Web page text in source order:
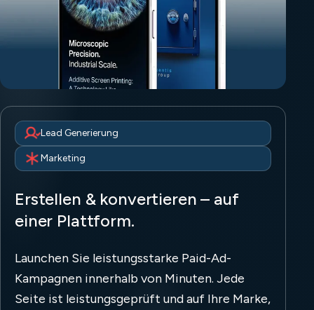
Lead Generierung
Marketing
Erstellen & konvertieren – auf
einer Plattform.
Launchen Sie leistungsstarke Paid-Ad-
Kampagnen innerhalb von Minuten. Jede
Seite ist leistungsgeprüft und auf Ihre Marke,